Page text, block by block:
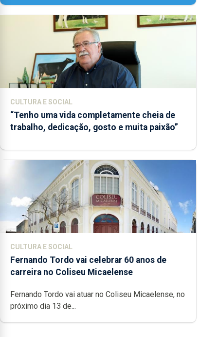
CULTURA E SOCIAL
“Tenho uma vida completamente cheia de
trabalho, dedicação, gosto e muita paixão”
CULTURA E SOCIAL
Fernando Tordo vai celebrar 60 anos de
carreira no Coliseu Micaelense
Fernando Tordo vai atuar no Coliseu Micaelense, no
próximo dia 13 de...